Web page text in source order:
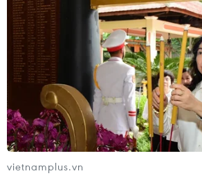
Khởi tố 4 vụ lợi dụng quá
chuyển hàng hóa xâm
21/05/2026 13:21
Cơ quan chức năng tỉnh Lạng Sơn
liên quan đến hành vi lợi dụng quá
hàng hóa xâm phạm quyền sở hữu
vietnamplus.vn